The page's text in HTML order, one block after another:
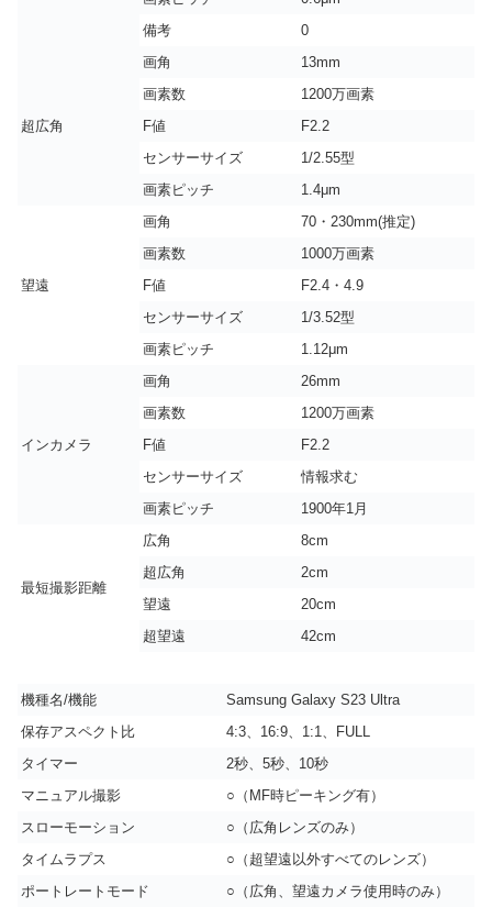
備考
0
超広角
画角
13mm
画素数
1200万画素
F値
F2.2
センサーサイズ
1/2.55型
画素ピッチ
1.4μm
望遠
画角
70・230mm(推定)
画素数
1000万画素
F値
F2.4・4.9
センサーサイズ
1/3.52型
画素ピッチ
1.12μm
インカメラ
画角
26mm
画素数
1200万画素
F値
F2.2
センサーサイズ
情報求む
画素ピッチ
1900年1月
最短撮影距離
広角
8cm
超広角
2cm
望遠
20cm
超望遠
42cm
機種名/機能
Samsung Galaxy S23 Ultra
保存アスペクト比
4:3、16:9、1:1、FULL
タイマー
2秒、5秒、10秒
マニュアル撮影
○（MF時ピーキング有）
スローモーション
○（広角レンズのみ）
タイムラプス
○（超望遠以外すべてのレンズ）
ポートレートモード
○（広角、望遠カメラ使用時のみ）